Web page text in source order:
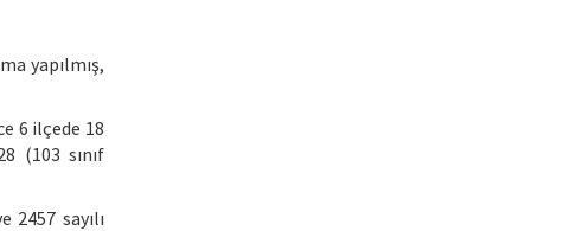
yapılmış,
6 ilçede 18
(103 sınıf
sayılı